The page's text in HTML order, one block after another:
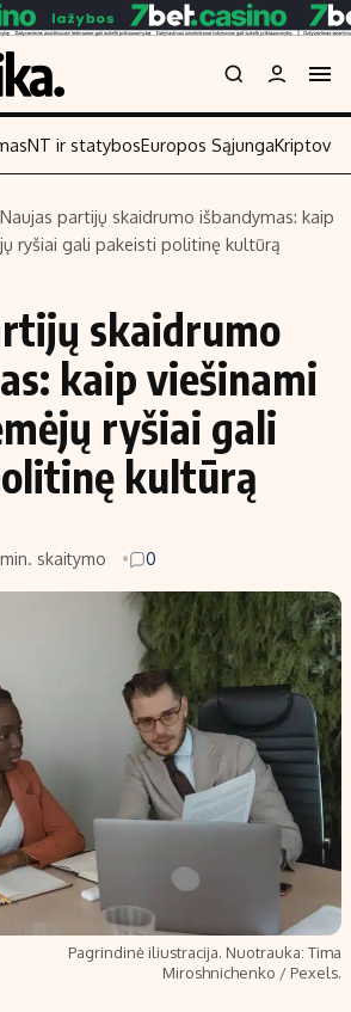
Skaitykite
Įmonės
Žemės ūkis
Technologijos
Laisvalaikis
Nedarbo išmokos skaičiuoklė
Indėliai
Indėlių skaičiuoklė
Būsto finansai
Įdomios naujienos
NT ir statybosEuropos Sąjunga
Naujas partijų skaidrumo išbandymas: kaip
ryšiai gali pakeisti politinę kultūrą
skaidrumo
kaip viešinami
ryšiai gali
kultūrą
skaitymo 0
Pagrindinė iliustracija. Nuotrauka: Tima
Miroshnichenko / Pexels.